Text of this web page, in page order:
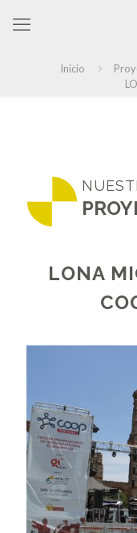
Inicio
LONA